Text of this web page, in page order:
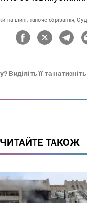
на війні, жіноче обрізання,
її та натисніть
ЧИТАЙТЕ ТАКОЖ